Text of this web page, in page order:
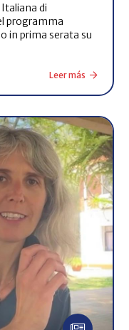
di
programma
in prima serata su
Leer más